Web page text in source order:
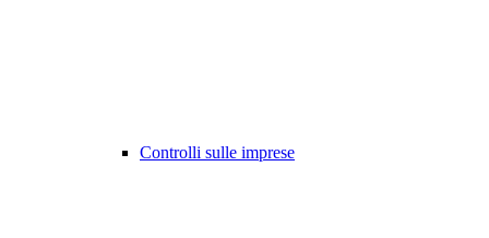
Controlli sulle imprese